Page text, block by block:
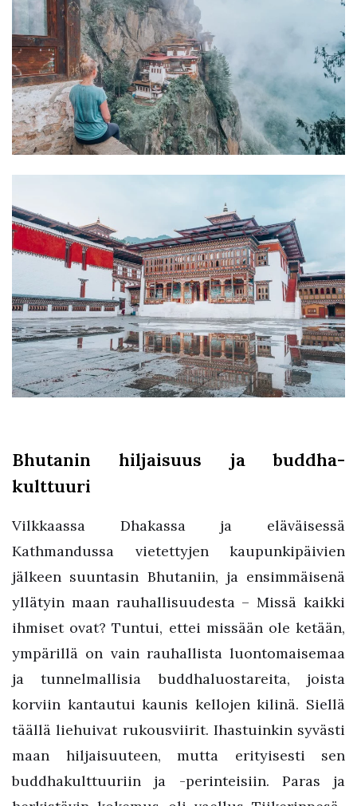
Bhutanin hiljaisuus ja buddha-
kulttuuri
Vilkkaassa Dhakassa ja eläväisessä
Kathmandussa vietettyjen kaupunkipäivien
jälkeen suuntasin Bhutaniin, ja ensimmäisenä
yllätyin maan rauhallisuudesta – Missä kaikki
ihmiset ovat? Tuntui, ettei missään ole ketään,
ympärillä on vain rauhallista luontomaisemaa
ja tunnelmallisia buddhaluostareita, joista
korviin kantautui kaunis kellojen kilinä. Siellä
täällä liehuivat rukousviirit. Ihastuinkin syvästi
maan hiljaisuuteen, mutta erityisesti sen
buddhakulttuuriin ja -perinteisiin. Paras ja